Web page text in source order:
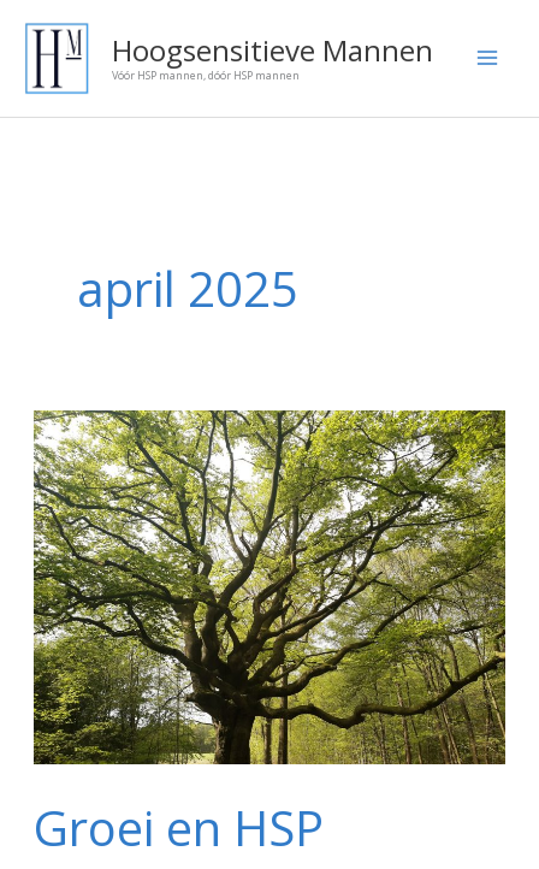
Ga
naar
Hoogsensitieve Mannen
Vóór HSP mannen, dóór HSP mannen
april 2025
Groei en HSP
Groei
en
HSP
Onze
blog
artikelen: